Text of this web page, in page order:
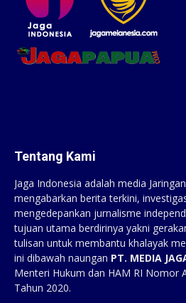
Tentang Kami
Jaga Indonesia adalah media
mengabarkan berita terkini,
mengedepankan jurnalisme
tujuan utama berdirinya yakni
tulisan untuk membantu khalayak
ini dibawah naungan PT. MEDIA
Menteri Hukum dan HAM RI Nomor
Tahun 2020.